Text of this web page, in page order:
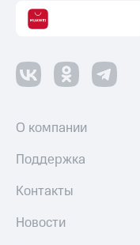
О компании
Поддержка
Контакты
Новости